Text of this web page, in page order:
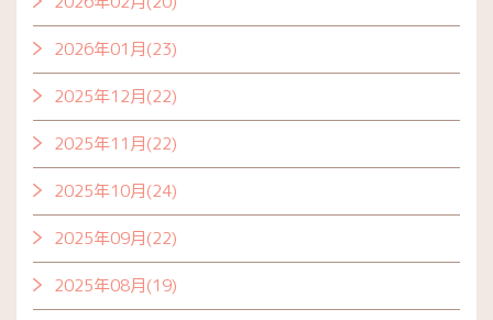
2026年01月(23)
2025年12月(22)
2025年11月(22)
2025年10月(24)
2025年09月(22)
2025年08月(19)